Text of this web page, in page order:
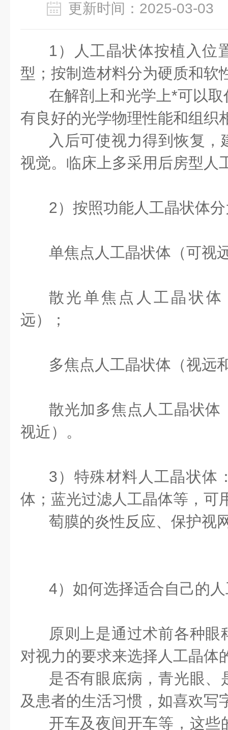
更新时间：2025-03-
1）人工晶状体按植入位
型；按制造材料分为硬质和软
在解剖上和光学上*可以
有良好的光学物理性能和组织
入 后可使视力得到恢复
视觉。临床上多采用后房型人
2）按照功能人工晶状体
单焦点人工晶状体（可视
散光单焦点人工晶状
远）；
多焦点人工晶状体（视远
散光加多焦点人工晶状体
视近）。
3）特殊材料人工晶状体
体；蓝光过滤人工晶体等，可
萄膜的炎性反应、保护视
4）如何选择适合自己的
原则上是通过术前各种眼
对视力的要求来选择人工晶体
是否有眼底病，青光眼、
及患者的生活习惯，如喜欢写
开车及夜间开车等，这些